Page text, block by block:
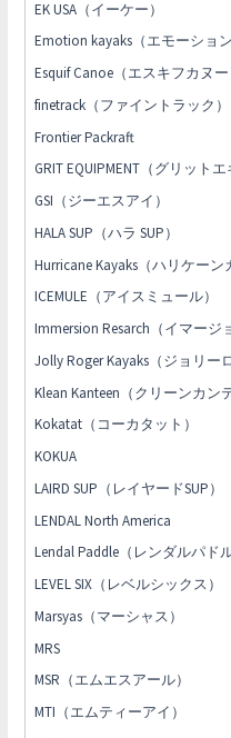
EK USA（イーケー）
Emotion kayaks（エモーショ
Esquif Canoe（エスキフカヌー
finetrack（ファイントラック）
Frontier Packraft
GRIT EQUIPMENT（グリット
GSI（ジーエスアイ）
HALA SUP（ハラ SUP）
Hurricane Kayaks（ハリケーン
ICEMULE（アイスミュール）
Immersion Resarch（イマージ
Jolly Roger Kayaks（ジョリー
Klean Kanteen（クリーンカン
Kokatat（コーカタット）
KOKUA
LAIRD SUP（レイヤードSUP）
LENDAL North America
Lendal Paddle（レンダルパドル
LEVEL SIX（レベルシックス）
Marsyas（マーシャス）
MRS
MSR（エムエスアール）
MTI（エムティーアイ）